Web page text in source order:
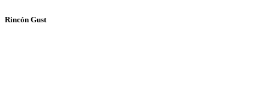
Rincón Gust